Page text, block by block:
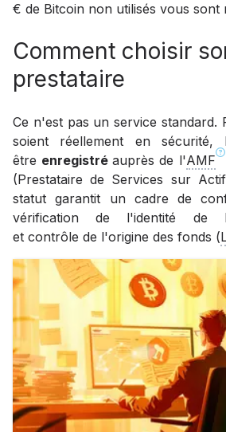
€ de Bitcoin non utilisés vous sont
Comment choisir
prestataire
Ce n'est pas un service standard.
soient réellement en sécurité,
être enregistréauprès de l'AMF
(Prestataire de Services sur
statut garantit un cadre de
vérification de l'identité de
et contrôle de l'origine des fonds (